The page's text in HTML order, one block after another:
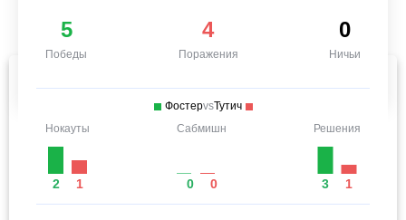
5
Победы
4
Поражения
0
Ничьи
ФостерvsТутич
Нокауты
2 1
Сабмишн
0 0
Решения
3 1